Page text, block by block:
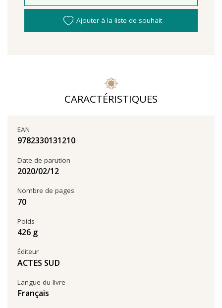
Ajouter à la liste de souhait
CARACTÉRISTIQUES
EAN
9782330131210
Date de parution
12‏/02‏/2020
Poids
426 g
Nombre de pages
70
Langue du livre
Français
Éditeur
ACTES SUD